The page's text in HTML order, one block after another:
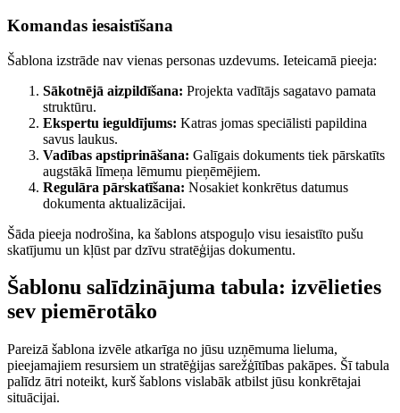
Komandas iesaistīšana
Šablona izstrāde nav vienas personas uzdevums. Ieteicamā pieeja:
Sākotnējā aizpildīšana: Projekta vadītājs sagatavo pamata
struktūru.
Ekspertu ieguldījums: Katras jomas speciālisti papildina
savus laukus.
Vadības apstiprināšana: Galīgais dokuments tiek pārskatīts
augstākā līmeņa lēmumu pieņēmējiem.
Regulāra pārskatīšana: Nosakiet konkrētus datumus
dokumenta aktualizācijai.
Šāda pieeja nodrošina, ka šablons atspoguļo visu iesaistīto pušu
skatījumu un kļūst par dzīvu stratēģijas dokumentu.
Šablonu salīdzinājuma tabula: izvēlieties
sev piemērotāko
Pareizā šablona izvēle atkarīga no jūsu uzņēmuma lieluma,
pieejamajiem resursiem un stratēģijas sarežģītības pakāpes. Šī tabula
palīdz ātri noteikt, kurš šablons vislabāk atbilst jūsu konkrētajai
situācijai.